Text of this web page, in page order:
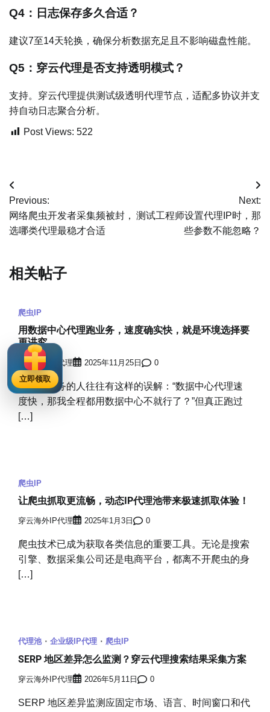
Q4：日志保存多久合适？
建议7至14天轮换，确保分析数据充足且不影响磁盘性能。
Q5：穿云代理是否支持透明模式？
支持。穿云代理提供测试级透明代理节点，适配多协议并支
持自动日志聚合分析。
Post Views: 522
文
章
导
Previous:
网络爬虫开发者采集频被封，
选哪类代理最稳才合适
Next:
测试工程师设置代理IP时，那
些参数不能忽略？
相关帖子
爬虫IP
用数据中心代理跑业务，速度确实快，就是环境选择要
更讲究
穿云海外IP代理 2025年11月25日 0
做跨境业务的人往往有这样的误解：“数据中心代理速
度快，那我全程都用数据中心不就行了？”但真正跑过
[…]
爬虫IP
让爬虫抓取更流畅，动态IP代理池带来极速抓取体验！
穿云海外IP代理 2025年1月3日 0
爬虫技术已成为获取各类信息的重要工具。无论是搜索
引擎、数据采集公司还是电商平台，都离不开爬虫的身
[…]
代理池 企业级IP代理 爬虫IP
SERP 地区差异怎么监测？穿云代理搜索结果采集方案
穿云海外IP代理 2026年5月11日 0
SERP 地区差异监测应固定市场、语言、时间窗口和代
立即领取